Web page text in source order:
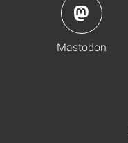
Mastodon